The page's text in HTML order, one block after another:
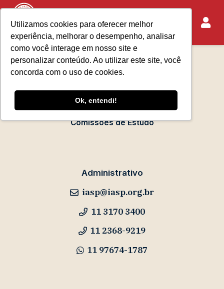
Utilizamos cookies para oferecer melhor
experiência, melhorar o desempenho, analisar
como você interage em nosso site e
personalizar conteúdo. Ao utilizar este site, você
concorda com o uso de cookies.
Ok, entendi!
Sobre o IASP
Requisitos de Associação
Escola Paulista de Advocacia
Acontece no IASP
Eventos
Comissões de Estudo
Administrativo
iasp@iasp.org.br
11 3170 3400
11 2368-9219
11 97674-1787